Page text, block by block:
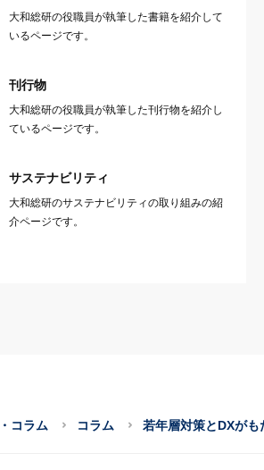
大和総研の役職員が執筆した書籍を紹介して
いるページです。
刊行物
大和総研の役職員が執筆した刊行物を紹介し
ているページです。
サステナビリティ
大和総研のサステナビリティの取り組みの紹
介ページです。
コラム コラム 若年層対策とDXが